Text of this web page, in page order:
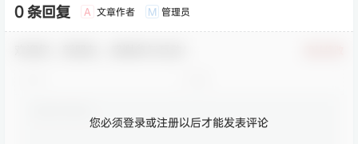
0 条回复 A 文章作者 M 管理员
您必须登录或注册以后才能发表评论